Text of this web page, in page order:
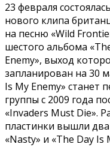
23 февраля
нового клипа
на песню «Wild
шестого альбома
Enemy», выход
запланирован на 30
Is My Enemy» станет
группы с 2009 года
«Invaders Must Die».
пластинки вышли два
«Nasty» и «The Day Is